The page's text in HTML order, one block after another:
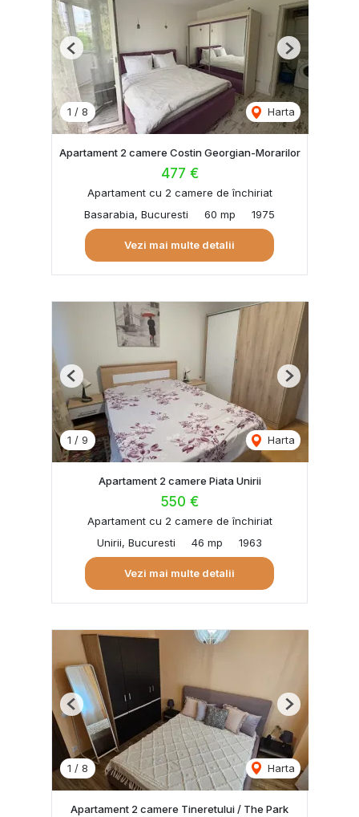
1 / 8 Harta
Previous Next
Apartament 2 camere Costin Georgian-Morarilor
477 €
Apartament cu 2 camere de închiriat
Basarabia, Bucuresti
60 mp 1975
Vezi mai multe detalii
1 / 9 Harta
Previous Next
Apartament 2 camere Piata Unirii
550 €
Apartament cu 2 camere de închiriat
Unirii, Bucuresti
46 mp 1963
Vezi mai multe detalii
1 / 8 Harta
Previous Next
Apartament 2 camere Tineretului / The Park